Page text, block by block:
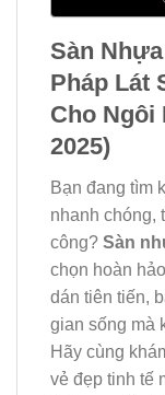
Sàn
Pháp Lát
Cho Ngôi
2025)
Bạn đang tìm
nhanh chóng,
công? Sàn
chọn hoàn
dán tiên tiến,
gian sống mà
Hãy cùng
vẻ đẹp tinh tế